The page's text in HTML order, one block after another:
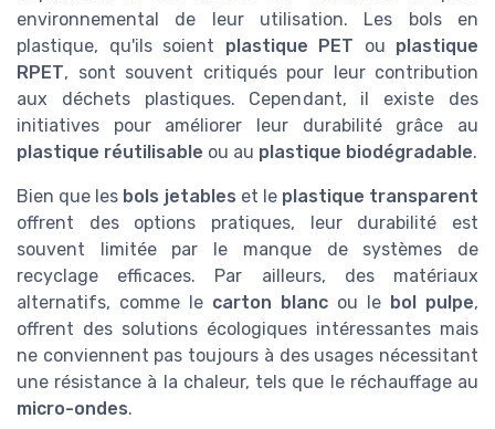
environnemental de leur utilisation. Les bols en
plastique, qu'ils soient plastique PET ou plastique
RPET, sont souvent critiqués pour leur contribution
aux déchets plastiques. Cependant, il existe des
initiatives pour améliorer leur durabilité grâce au
plastique réutilisable ou au plastique biodégradable.
Bien que les bols jetables et le plastique transparent
offrent des options pratiques, leur durabilité est
souvent limitée par le manque de systèmes de
recyclage efficaces. Par ailleurs, des matériaux
alternatifs, comme le carton blanc ou le bol pulpe,
offrent des solutions écologiques intéressantes mais
ne conviennent pas toujours à des usages nécessitant
une résistance à la chaleur, tels que le réchauffage au
micro-ondes.